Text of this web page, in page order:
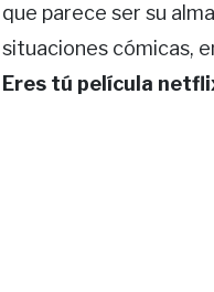
que parece ser su
situaciones cómicas,
Eres tú película